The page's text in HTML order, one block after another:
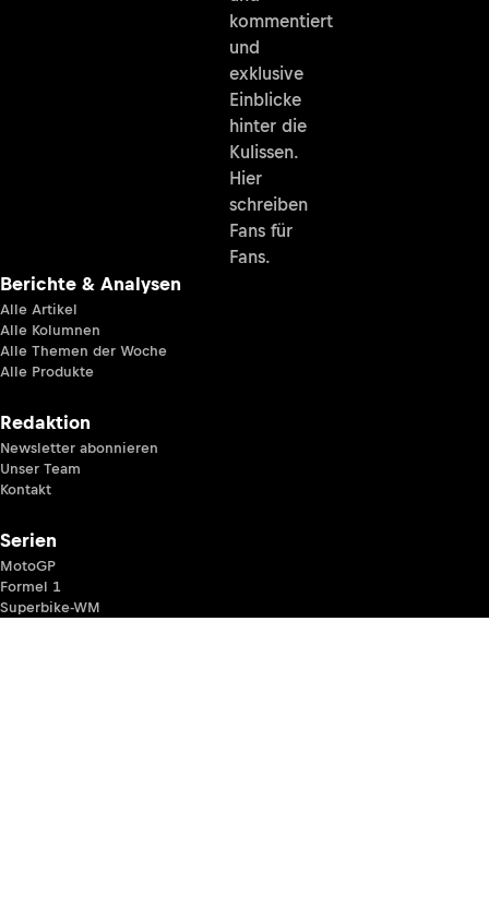
kommentiert
und
exklusive
Einblicke
hinter die
Kulissen.
Hier
schreiben
Fans für
Fans.
Berichte & Analysen
Alle Artikel
Alle Kolumnen
Alle Themen der Woche
Alle Produkte
Redaktion
Newsletter abonnieren
Unser Team
Kontakt
Serien
MotoGP
Formel 1
Superbike-WM